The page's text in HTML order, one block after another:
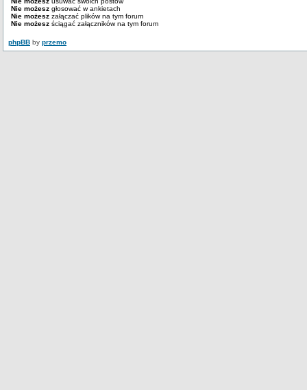
Nie możesz głosować w ankietach
Nie możesz załączać plików na tym forum
Nie możesz ściągać załączników na tym forum
phpBB by przemo